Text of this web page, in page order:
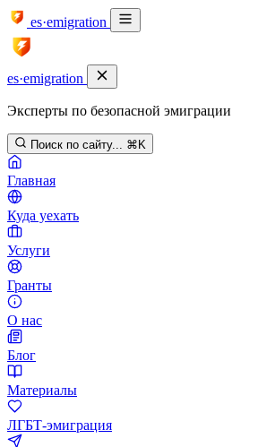
es·emigration
es·emigration
Эксперты по безопасной эмиграции
Поиск по сайту... ⌘K
Главная
Куда уехать
Услуги
Гранты
О нас
Блог
Материалы
ЛГБТ-эмиграция